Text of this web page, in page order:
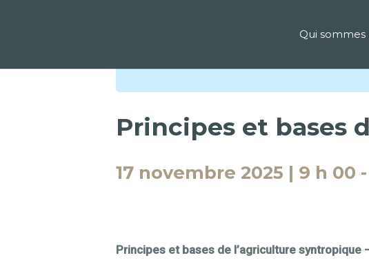
Qui sommes
Principes et bases
17 novembre 2025 | 9 h 00 -
Principes et bases de l’agriculture syntropique